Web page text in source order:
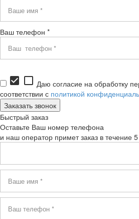
Ваш телефон *
check_box check_box_outline_blank Даю согласие на обработку
соответствии с политикой
Быстрый заказ
Оставьте Ваш номер телефона
и наш оператор примет заказ в течение